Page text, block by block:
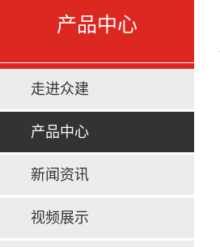
产品中心
走进众建
产品中心
新闻资讯
视频展示